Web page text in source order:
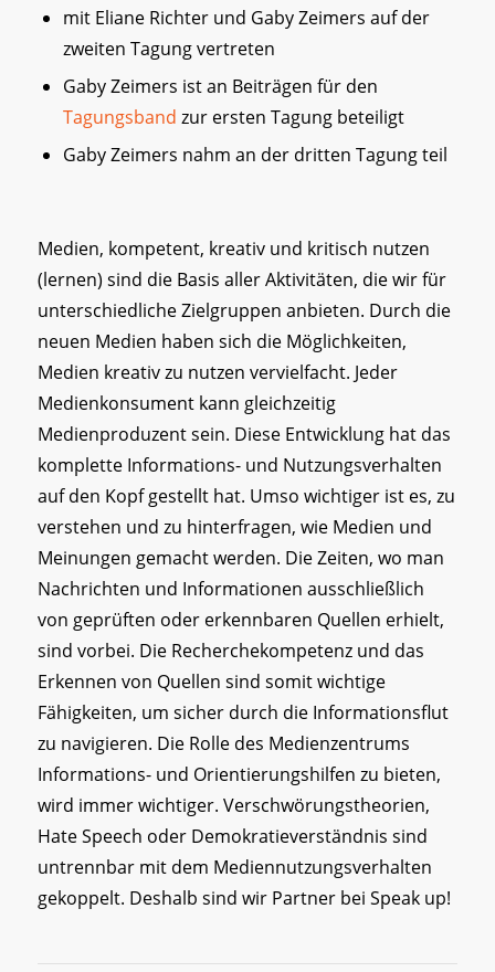
mit Eliane Richter und Gaby Zeimers auf der
zweiten Tagung vertreten
Gaby Zeimers ist an Beiträgen für den
Tagungsband zur ersten Tagung beteiligt
Gaby Zeimers nahm an der dritten Tagung teil
Medien, kompetent, kreativ und kritisch nutzen
(lernen) sind die Basis aller Aktivitäten, die wir für
unterschiedliche Zielgruppen anbieten. Durch die
neuen Medien haben sich die Möglichkeiten,
Medien kreativ zu nutzen vervielfacht. Jeder
Medienkonsument kann gleichzeitig
Medienproduzent sein. Diese Entwicklung hat das
komplette Informations- und Nutzungsverhalten
auf den Kopf gestellt hat. Umso wichtiger ist es, zu
verstehen und zu hinterfragen, wie Medien und
Meinungen gemacht werden. Die Zeiten, wo man
Nachrichten und Informationen ausschließlich
von geprüften oder erkennbaren Quellen erhielt,
sind vorbei. Die Recherchekompetenz und das
Erkennen von Quellen sind somit wichtige
Fähigkeiten, um sicher durch die Informationsflut
zu navigieren. Die Rolle des Medienzentrums
Informations- und Orientierungshilfen zu bieten,
wird immer wichtiger. Verschwörungstheorien,
Hate Speech oder Demokratieverständnis sind
untrennbar mit dem Mediennutzungsverhalten
gekoppelt. Deshalb sind wir Partner bei Speak up!